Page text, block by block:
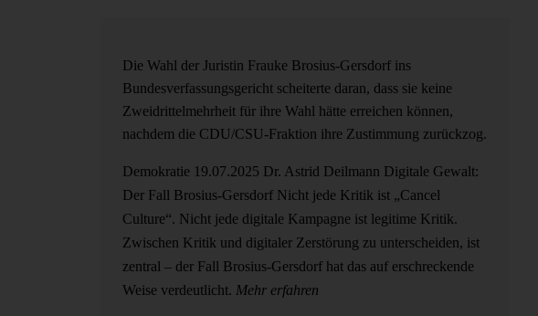
Die Wahl der Juristin Frauke Brosius-Gersdorf ins
Bundesverfassungsgericht scheiterte daran, dass sie keine
Zweidrittelmehrheit für ihre Wahl hätte erreichen können,
nachdem die CDU/CSU-Fraktion ihre Zustimmung zurückzog.
Demokratie 19.07.2025 Dr. Astrid Deilmann Digitale Gewalt:
Der Fall Brosius-Gersdorf Nicht jede Kritik ist „Cancel
Culture“. Nicht jede digitale Kampagne ist legitime Kritik.
Zwischen Kritik und digitaler Zerstörung zu unterscheiden, ist
zentral – der Fall Brosius-Gersdorf hat das auf erschreckende
Weise verdeutlicht. Mehr erfahren